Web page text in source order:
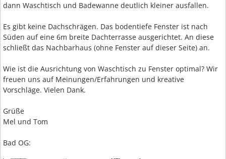
dann Waschtisch und Badewanne deutlich kleiner ausfallen.
Es gibt keine Dachschrägen. Das bodentiefe Fenster ist nach
Süden auf eine 6m breite Dachterrasse ausgerichtet. An diese
schließt das Nachbarhaus (ohne Fenster auf dieser Seite) an.
Wie ist die Ausrichtung von Waschtisch zu Fenster optimal? Wir
freuen uns auf Meinungen/Erfahrungen und kreative
Vorschläge. Vielen Dank.
Grüße
Mel und Tom
Bad OG: